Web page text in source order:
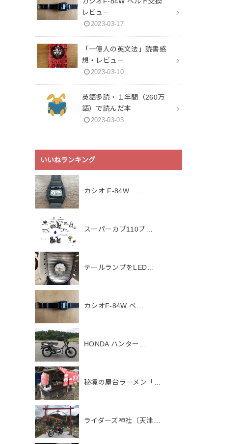
レビュー
2023-03-17
「一億人の英文法」読書感
想・レビュー
2023-03-10
英語多読・１年間（260万
語）で読んだ本
2023-03-03
いいねランキング
カシオ F-84W …
スーパーカブ110プ…
テールランプをLED…
カシオF-84W ベ…
HONDA ハンター…
秘境の屋台ラーメン「…
ライダーズ神社（天津…